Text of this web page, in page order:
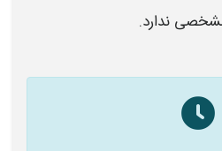
ندارد.